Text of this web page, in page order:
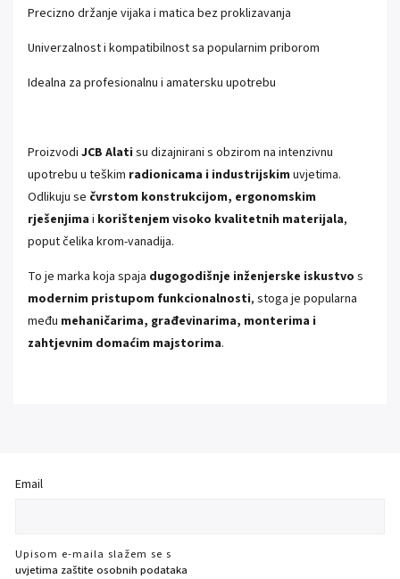
Precizno držanje vijaka i matica bez proklizavanja
Univerzalnost i kompatibilnost sa popularnim priborom
Idealna za profesionalnu i amatersku upotrebu
Proizvodi JCB Alati su dizajnirani s obzirom na intenzivnu
upotrebu u teškim radionicama i industrijskim uvjetima.
Odlikuju se čvrstom konstrukcijom, ergonomskim
rješenjima i korištenjem visoko kvalitetnih materijala,
poput čelika krom-vanadija.
To je marka koja spaja dugogodišnje inženjerske iskustvo s
modernim pristupom funkcionalnosti, stoga je popularna
među mehaničarima, građevinarima, monterima i
zahtjevnim domaćim majstorima.
Email
Upisom e-maila slažem se s
uvjetima zaštite osobnih podataka